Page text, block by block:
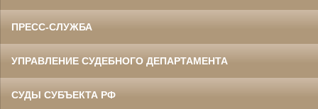
ПРЕСС-СЛУЖБА
УПРАВЛЕНИЕ СУДЕБНОГО ДЕПАРТАМЕНТА
СУДЫ СУБЪЕКТА РФ